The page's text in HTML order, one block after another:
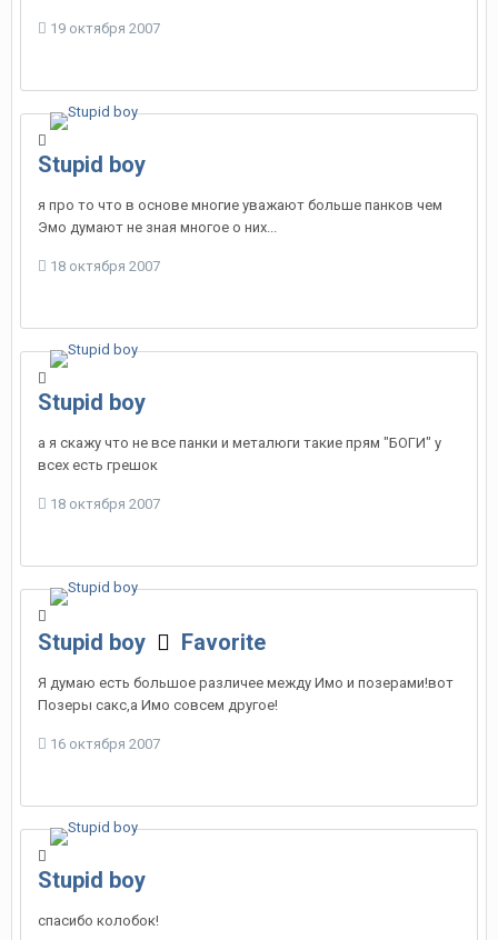
19 октября 2007
Stupid boy
я про то что в основе многие уважают больше панков чем
Эмо думают не зная многое о них...
18 октября 2007
Stupid boy
а я скажу что не все панки и металюги такие прям "БОГИ" у
всех есть грешок
18 октября 2007
Stupid boy Favorite
Я думаю есть большое различее между Имо и позерами!вот
Позеры сакс,а Имо совсем другое!
16 октября 2007
Stupid boy
спасибо колобок!